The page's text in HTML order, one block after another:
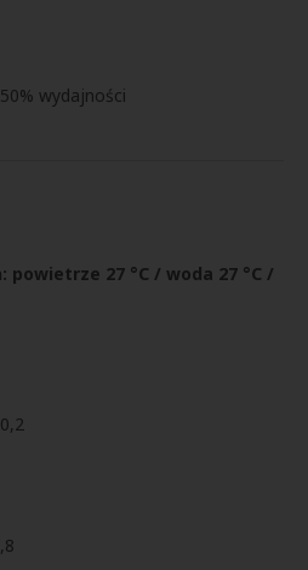
wydajności
27 °C / woda 27 °C /